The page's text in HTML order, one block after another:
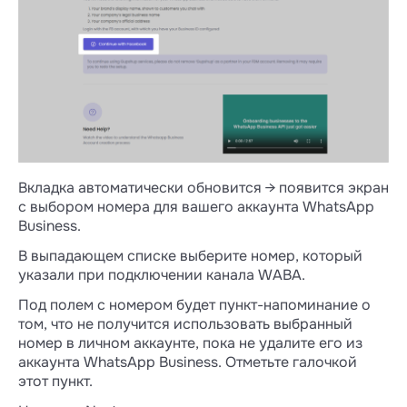
переписываетесь с клиентами, из
приложения на телефоне:
Или измените номер для этого аккаунта:
4. Начните добавлять канал в личном
кабинете Wazzup → выберите уже
созданный аккаунт Meta* → выберите уже
5. Введите нужный номер → подтвердите
его → в личном кабинете появится канал
Добавление одного, двух, пяти-
десяти номеров — бесплатно и ни к
чему не обязывает. Вы можете
добавлять сколько угодно номеров
— заплатите только за те, которые
Вкладка автоматически обновится → появится экран
с выбором номера для вашего аккаунта WhatsApp
Business.
В выпадающем списке выберите номер, который
указали при подключении канала WABA.
Под полем с номером будет пункт-напоминание о
том, что не получится использовать выбранный
номер в личном аккаунте, пока не удалите его из
аккаунта WhatsApp Business. Отметьте галочкой
этот пункт.